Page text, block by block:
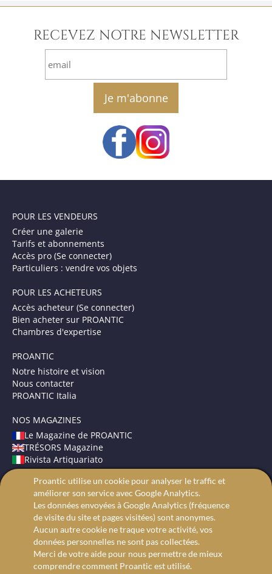
RECEVEZ NOTRE NEWSLETTER
email
POUR LES VENDEURS
Créer une galerie
Tarifs et abonnements
Accès pro (Se connecter)
Particuliers : vendre vos objets
POUR LES ACHETEURS
Accès acheteur (Se connecter)
Bien acheter sur PROANTIC
Chambres d'expertise
PROANTIC
Notre histoire et vision
Nous contacter
PROANTIC Italia
NOS MAGAZINES
Le Magazine de PROANTIC
TRÉSORS Magazine
Rivista Artiquariato
CONDITIONS GÉNÉRALES
Mentions légales
Protection des données
Recherche avancée
Proantic utilise un cookie pour analyser le traffic et
améliorer son service avec Google Analytics.
Les données envoyées à Google Analytics (fréquence
de visite du site et pages visitées) sont anonymes.
Aucun autre cookie ne traque votre activité, vos
données personnelles ne sont pas collectées.
Merci de votre aide pour nous permettre de mieux
comprendre comment Proantic est utilisé.